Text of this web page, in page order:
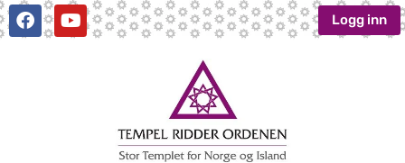
Hopp
rett
F
a
Y
o
Logg inn